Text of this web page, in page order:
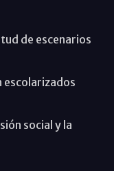
de escenarios
escolarizados
social y la